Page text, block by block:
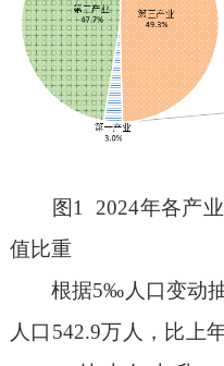
图1 2024年各产
值比重
根据5‰ 人口变动
人口 542.9万人，比上